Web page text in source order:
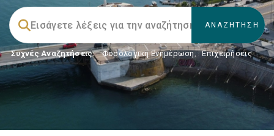
Συχνές Αναζητήσεις: Φορολογικη Ενημέρωση, Επιχειρήσεις